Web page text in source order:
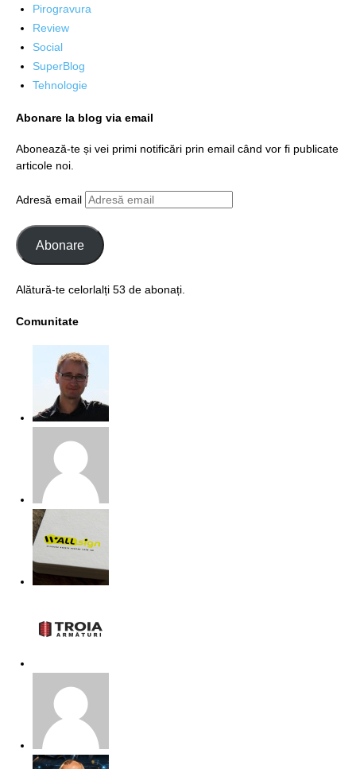
Pirogravura
Review
Social
SuperBlog
Tehnologie
Abonare la blog via email
Abonează-te și vei primi notificări prin email când vor fi publicate
articole noi.
Adresă email
Abonare
Alătură-te celorlalți 53 de abonați.
Comunitate